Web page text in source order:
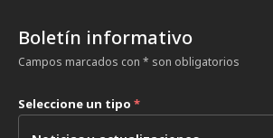
Boletín informativo
Campos marcados con * son obligatorios
Seleccione un tipo *